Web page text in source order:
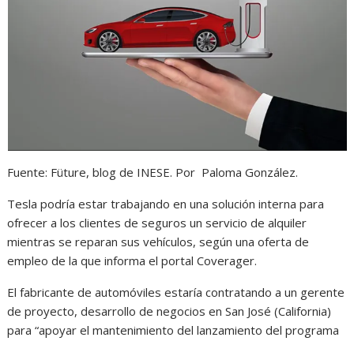
Fuente: Füture, blog de INESE. Por Paloma González.
Tesla podría estar trabajando en una solución interna para
ofrecer a los clientes de seguros un servicio de alquiler
mientras se reparan sus vehículos, según una oferta de
empleo de la que informa el portal Coverager.
El fabricante de automóviles estaría contratando a un gerente
de proyecto, desarrollo de negocios en San José (California)
para “apoyar el mantenimiento del lanzamiento del programa